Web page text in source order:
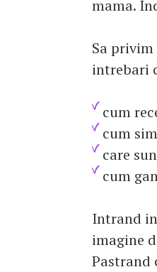
mama.
Sa
intrebari
cum
cum
care
cum
Intrand
imagine
Pastrand